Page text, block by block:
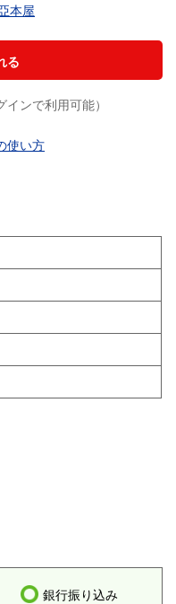
本屋
る
ンで利用可能）
使い方
銀行振り込み